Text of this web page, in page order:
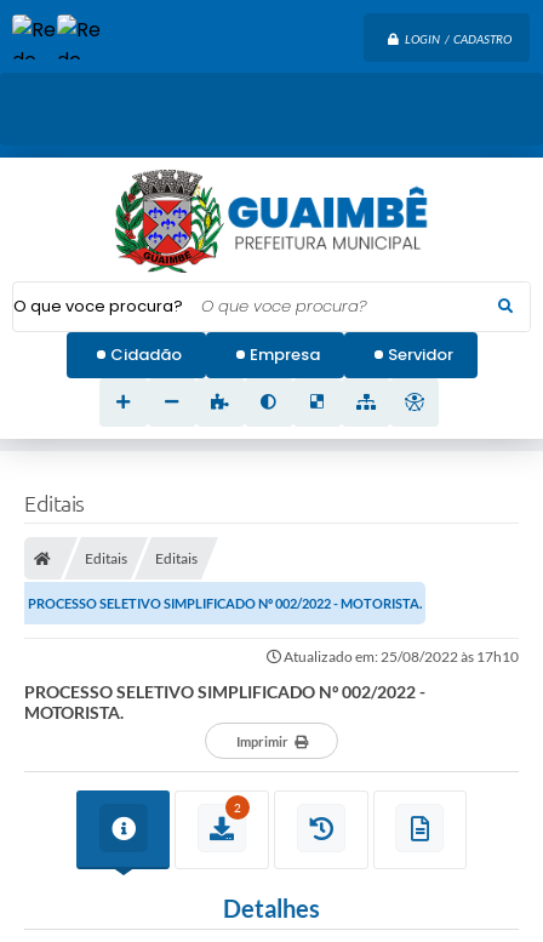
LOGIN / CADASTRO
O que voce procura?
Cidadão Empresa Servidor
Editais
Editais Editais
PROCESSO SELETIVO SIMPLIFICADO Nº 002/2022 - MOTORISTA.
Atualizado em: 25/08/2022 às 17h10
PROCESSO SELETIVO SIMPLIFICADO Nº 002/2022 -
MOTORISTA.
Imprimir
2
Detalhes